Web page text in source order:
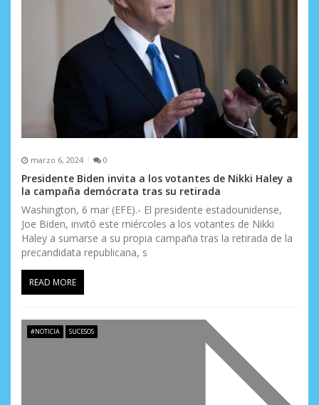
marzo 6, 2024 0
Presidente Biden invita a los votantes de Nikki Haley a
la campaña demócrata tras su retirada
Washington, 6 mar (EFE).- El presidente estadounidense,
Joe Biden, invitó este miércoles a los votantes de Nikki
Haley a sumarse a su propia campaña tras la retirada de la
precandidata republicana, s
READ MORE
#NOTICIA SUCESOS